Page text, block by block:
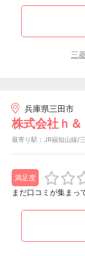
三
兵庫県三田市
株式会社ｈ
最寄り駅：JR福知山線
満足度
まだ口コミが集まっ